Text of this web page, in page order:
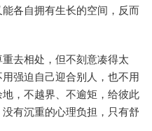
各自拥有生长的空间，反而
去相处，但不刻意凑得太
强迫自己迎合别人，也不用
，不越界、不逾矩，给彼此
有沉重的心理负担，只有舒